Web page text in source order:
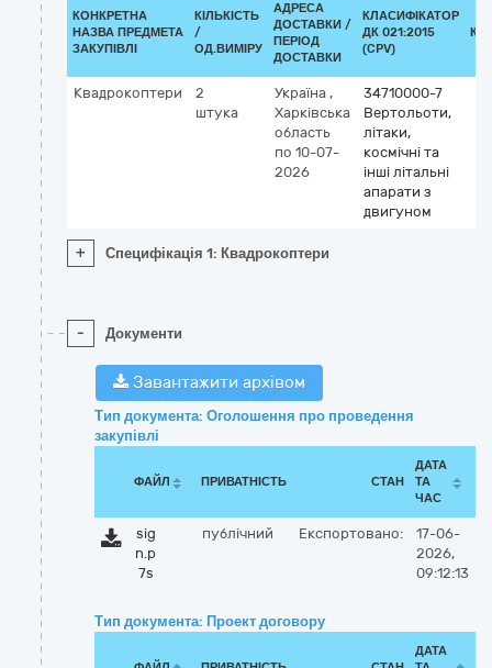
КОНКРЕТНА
НАЗВА ПРЕДМЕТА
ЗАКУПІВЛІ
КІЛЬКІСТЬ
/
ОД.ВИМІРУ
АДРЕСА
ДОСТАВКИ /
ПЕРІОД
ДОСТАВКИ
КЛАСИФІКАТОР
ДК 021:2015
(CPV)
Квадрокоптери
2
штука
Україна ,
Харківська
область
по 10-07-
2026
34710000-7
Вертольоти,
літаки,
космічні та
інші літальні
апарати з
двигуном
+ Специфікація 1: Квадрокоптери
- Документи
Завантажити архівом
Тип документа: Оголошення про проведення
закупівлі
ФАЙЛ ПРИВАТНІСТЬ СТАН
ДАТА
ТА
ЧАС
sig
n.p
7s
публічний Експортовано:
17-06-
2026,
09:12:13
Тип документа: Проект договору
ДАТА